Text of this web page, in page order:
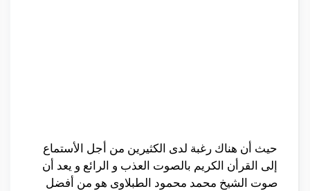
حيث أن هناك رغبة لدى الكثيرين من أجل الأستماع
إلى القرأن الكريم بالصوت العذب و الرائع و يعد أن
صوت الشيخ محمد محمود الطبلاوى هو من أفضل